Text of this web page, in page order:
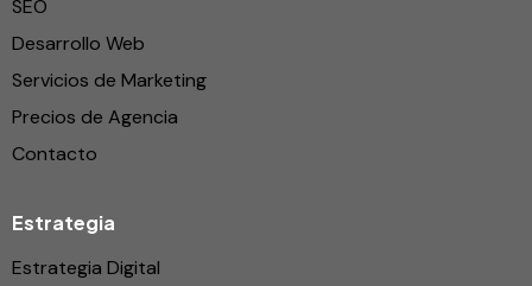
SEO
Desarrollo Web
Servicios de Marketing
Precios de Agencia
Contacto
Estrategia
Estrategia Digital